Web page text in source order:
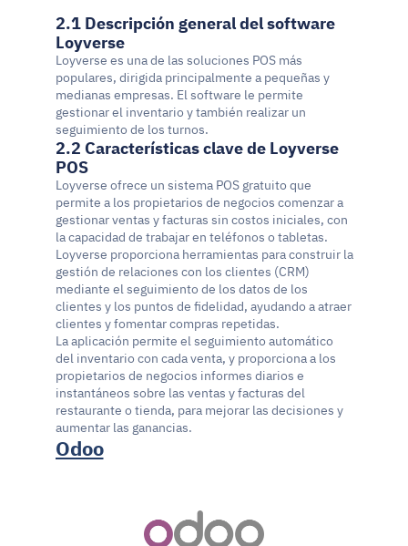
2.1 Descripción general del software
Loyverse
Loyverse es una de las soluciones POS más
populares, dirigida principalmente a pequeñas y
medianas empresas. El software le permite
gestionar el inventario y también realizar un
seguimiento de los turnos.
2.2 Características clave de Loyverse
POS
Loyverse ofrece un sistema POS gratuito que
permite a los propietarios de negocios comenzar a
gestionar ventas y facturas sin costos iniciales, con
la capacidad de trabajar en teléfonos o tabletas.
Loyverse proporciona herramientas para construir la
gestión de relaciones con los clientes (CRM)
mediante el seguimiento de los datos de los
clientes y los puntos de fidelidad, ayudando a atraer
clientes y fomentar compras repetidas.
La aplicación permite el seguimiento automático
del inventario con cada venta, y proporciona a los
propietarios de negocios informes diarios e
instantáneos sobre las ventas y facturas del
restaurante o tienda, para mejorar las decisiones y
aumentar las ganancias.
Odoo